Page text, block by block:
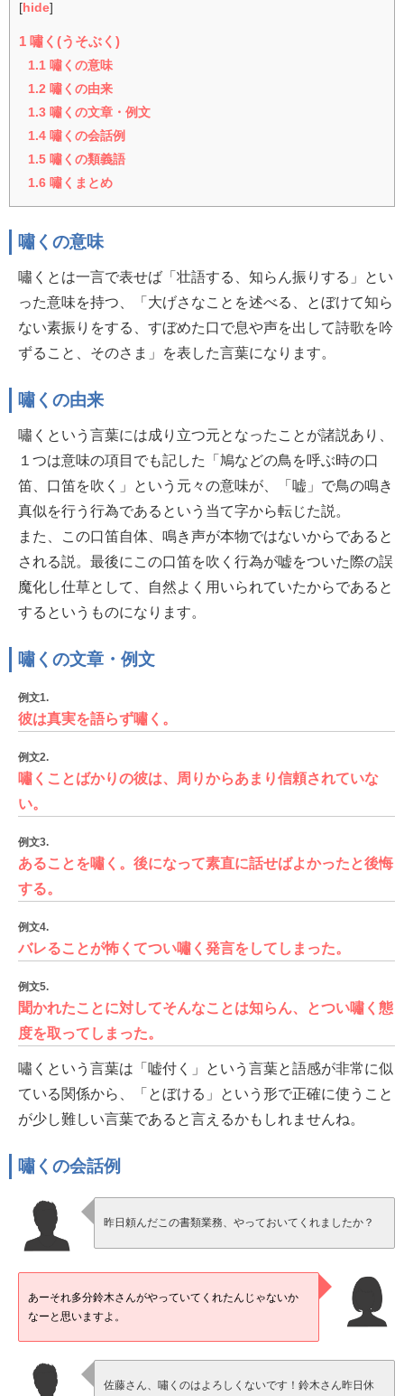
[ hide]
1 嘯く(うそぶく)
1.1 嘯くの意味
1.2 嘯くの由来
1.3 嘯くの文章・例文
1.4 嘯くの会話例
1.5 嘯くの類義語
1.6 嘯くまとめ
嘯くの意味
嘯くとは一言で表せば「壮語する、知らん振りする」とい
った意味を持つ、「大げさなことを述べる、とぼけて知ら
ない素振りをする、すぼめた口で息や声を出して詩歌を吟
ずること、そのさま」を表した言葉になります。
嘯くの由来
嘯くという言葉には成り立つ元となったことが諸説あり、
１つは意味の項目でも記した「鳩などの鳥を呼ぶ時の口
笛、口笛を吹く」という元々の意味が、「嘘」で鳥の鳴き
真似を行う行為であるという当て字から転じた説。
また、この口笛自体、鳴き声が本物ではないからであると
される説。最後にこの口笛を吹く行為が嘘をついた際の誤
魔化し仕草として、自然よく用いられていたからであると
するというものになります。
嘯くの文章・例文
例文1.
彼は真実を語らず嘯く。
例文2.
嘯くことばかりの彼は、周りからあまり信頼されていな
い。
例文3.
あることを嘯く。後になって素直に話せばよかったと後悔
する。
例文4.
バレることが怖くてつい嘯く発言をしてしまった。
例文5.
聞かれたことに対してそんなことは知らん、とつい嘯く態
度を取ってしまった。
嘯くという言葉は「嘘付く」という言葉と語感が非常に似
ている関係から、「とぼける」という形で正確に使うこと
が少し難しい言葉であると言えるかもしれませんね。
嘯くの会話例
昨日頼んだこの書類業務、やっておいてくれましたか？
あーそれ多分鈴木さんがやっていてくれたんじゃないか
なーと思いますよ。
佐藤さん、嘯くのはよろしくないです！鈴木さん昨日休